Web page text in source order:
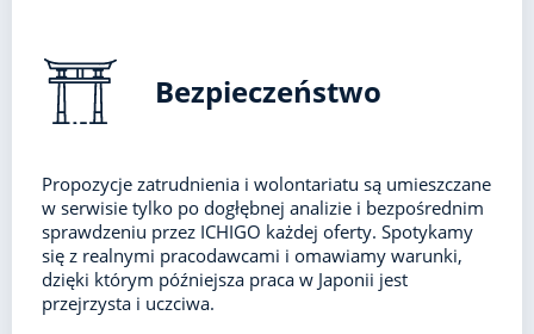
Bezpieczeństwo
Propozycje zatrudnienia i wolontariatu są umieszczane
w serwisie tylko po dogłębnej analizie i bezpośrednim
sprawdzeniu przez ICHIGO każdej oferty. Spotykamy
się z realnymi pracodawcami i omawiamy warunki,
dzięki którym późniejsza praca w Japonii jest
przejrzysta i uczciwa.